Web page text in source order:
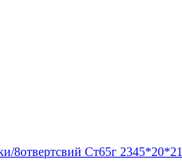
8отвертсвий Ст65г